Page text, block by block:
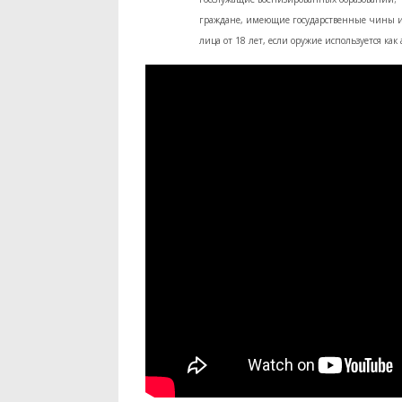
граждане, имеющие государственные чины
лица от 18 лет, если оружие используется